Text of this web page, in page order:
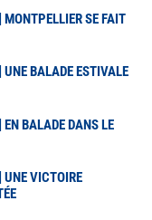
MONTPELLIER SE FAIT
UNE BALADE ESTIVALE
EN BALADE DANS LE
UNE VICTOIRE